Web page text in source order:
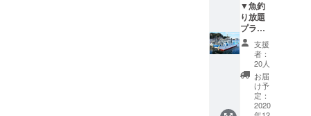
は、個
別に人
数分お
申し込
みくだ
さい。
※3名様
以下で
お申し
込みに
ただき
ます。
※ご要
望が多
い場合
にはプ
ラス料
金を請
求させ
ていた
※掲載
場所に
ついて
は先着
順で決
めさせ
ていた
だきま
す。
※掲載期
▼魚釣
り放題
プラン
●釣り船
で魚釣
り放題
（釣り
船貸
切） ●
釣った
支援
者：
20人
お届
け予
定：
2020